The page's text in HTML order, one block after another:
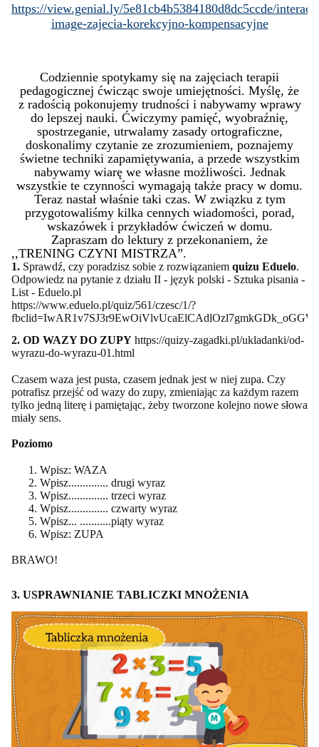
https://view.genial.ly/5e81cb4b5384180d8dc5ccde/
image-zajecia-korekcyjno-kompensacyjne
Codziennie spotykamy się na zajęciach terapii
pedagogicznej ćwicząc swoje umiejętności. Myślę, że
z radością pokonujemy trudności i nabywamy wprawy
do lepszej nauki. Ćwiczymy pamięć, wyobraźnię,
spostrzeganie, utrwalamy zasady ortograficzne,
doskonalimy czytanie ze zrozumieniem, poznajemy
świetne techniki zapamiętywania, a przede wszystkim
nabywamy wiarę we własne możliwości. Jednak
wszystkie te czynności wymagają także pracy w domu.
Teraz nastał właśnie taki czas. W związku z tym
przygotowaliśmy kilka cennych wiadomości, porad,
wskazówek i przykładów ćwiczeń w domu.
Zapraszam do lektury z przekonaniem, że
,,TRENING CZYNI MISTRZA”.
1. Sprawdź, czy poradzisz sobie z rozwiązaniem quizu Eduelo.
Odpowiedz na pytanie z działu II - język polski - Sztuka pisania -
List - Eduelo.pl
https://www.eduelo.pl/quiz/561/czesc/1/?
2. OD WAZY DO ZUPY https://quizy-zagadki.pl/ukladanki/od-
wyrazu-do-wyrazu-01.html
Czasem waza jest pusta, czasem jednak jest w niej zupa. Czy
potrafisz przejść od wazy do zupy, zmieniając za każdym razem
tylko jedną literę i pamiętając, żeby tworzone kolejno nowe słowa
miały sens.
Poziomo
Wpisz: WAZA
Wpisz.............. drugi wyraz
Wpisz.............. trzeci wyraz
Wpisz.............. czwarty wyraz
Wpisz... ...........piąty wyraz
Wpisz: ZUPA
BRAWO!
3. USPRAWNIANIE TABLICZKI MNOŻENIA